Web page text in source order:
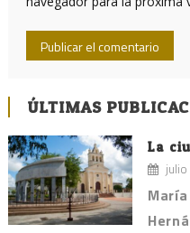
ÚLTIMAS
La
julio